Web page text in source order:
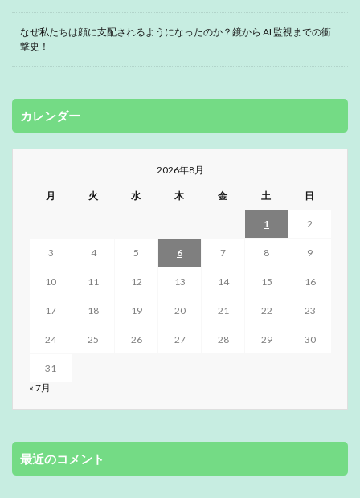
なぜ私たちは顔に支配されるようになったのか？鏡から AI 監視までの衝
撃史！
カレンダー
2026年8月
月 火 水 木 金 土 日
1 2
3 4 5 6 7 8 9
10 11 12 13 14 15 16
17 18 19 20 21 22 23
24 25 26 27 28 29 30
31
« 7月
最近のコメント